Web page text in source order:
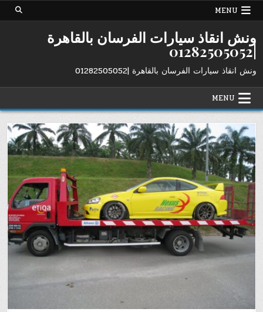
Skip
MENU
ونش انقاذ سيارات الفرسان بالقاهرة
|01282505052
ونش انقاذ سيارات الفرسان بالقاهرة |01282505052
MENU